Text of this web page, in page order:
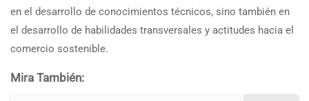
en el desarrollo de conocimientos técnicos, sino también en
el desarrollo de habilidades transversales y actitudes hacia el
comercio sostenible.
Mira También: